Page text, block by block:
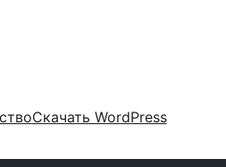
Скачать WordPress